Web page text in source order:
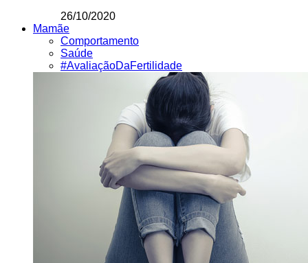
26/10/2020
Mamãe
Comportamento
Saúde
#AvaliaçãoDaFertilidade